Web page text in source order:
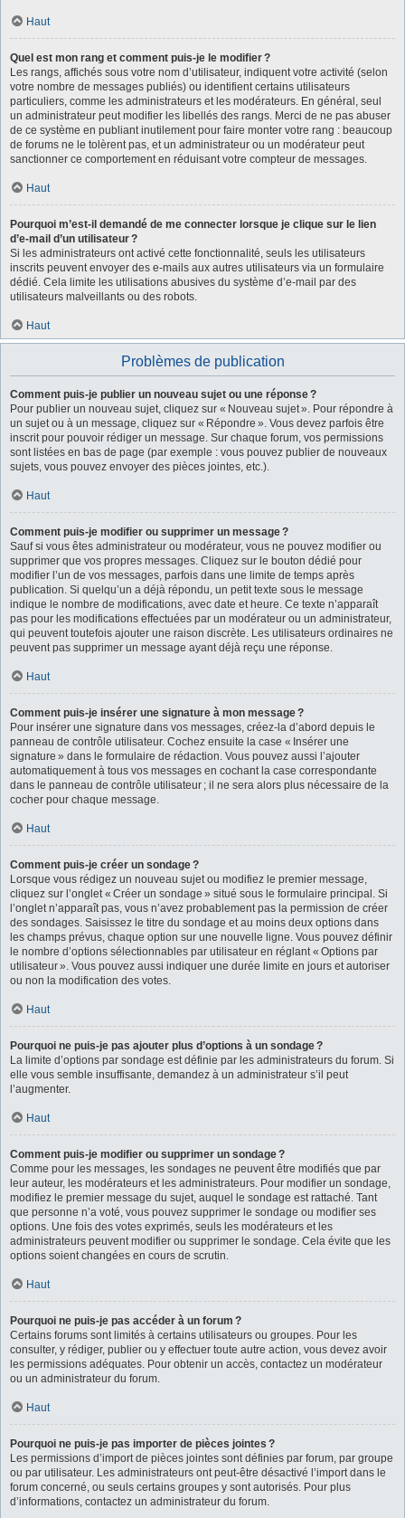
Haut
Quel est mon rang et comment puis-je le modifier ?
Les rangs, affichés sous votre nom d’utilisateur, indiquent votre activité (selon
votre nombre de messages publiés) ou identifient certains utilisateurs
particuliers, comme les administrateurs et les modérateurs. En général, seul
un administrateur peut modifier les libellés des rangs. Merci de ne pas abuser
de ce système en publiant inutilement pour faire monter votre rang : beaucoup
de forums ne le tolèrent pas, et un administrateur ou un modérateur peut
sanctionner ce comportement en réduisant votre compteur de messages.
Haut
Pourquoi m’est-il demandé de me connecter lorsque je clique sur le lien
d’e-mail d’un utilisateur ?
Si les administrateurs ont activé cette fonctionnalité, seuls les utilisateurs
inscrits peuvent envoyer des e-mails aux autres utilisateurs via un formulaire
dédié. Cela limite les utilisations abusives du système d’e-mail par des
utilisateurs malveillants ou des robots.
Haut
Problèmes de publication
Comment puis-je publier un nouveau sujet ou une réponse ?
Pour publier un nouveau sujet, cliquez sur « Nouveau sujet ». Pour répondre à
un sujet ou à un message, cliquez sur « Répondre ». Vous devez parfois être
inscrit pour pouvoir rédiger un message. Sur chaque forum, vos permissions
sont listées en bas de page (par exemple : vous pouvez publier de nouveaux
sujets, vous pouvez envoyer des pièces jointes, etc.).
Haut
Comment puis-je modifier ou supprimer un message ?
Sauf si vous êtes administrateur ou modérateur, vous ne pouvez modifier ou
supprimer que vos propres messages. Cliquez sur le bouton dédié pour
modifier l’un de vos messages, parfois dans une limite de temps après
publication. Si quelqu’un a déjà répondu, un petit texte sous le message
indique le nombre de modifications, avec date et heure. Ce texte n’apparaît
pas pour les modifications effectuées par un modérateur ou un administrateur,
qui peuvent toutefois ajouter une raison discrète. Les utilisateurs ordinaires ne
peuvent pas supprimer un message ayant déjà reçu une réponse.
Haut
Comment puis-je insérer une signature à mon message ?
Pour insérer une signature dans vos messages, créez-la d’abord depuis le
panneau de contrôle utilisateur. Cochez ensuite la case « Insérer une
signature » dans le formulaire de rédaction. Vous pouvez aussi l’ajouter
automatiquement à tous vos messages en cochant la case correspondante
dans le panneau de contrôle utilisateur ; il ne sera alors plus nécessaire de la
cocher pour chaque message.
Haut
Comment puis-je créer un sondage ?
Lorsque vous rédigez un nouveau sujet ou modifiez le premier message,
cliquez sur l’onglet « Créer un sondage » situé sous le formulaire principal. Si
l’onglet n’apparaît pas, vous n’avez probablement pas la permission de créer
des sondages. Saisissez le titre du sondage et au moins deux options dans
les champs prévus, chaque option sur une nouvelle ligne. Vous pouvez définir
le nombre d’options sélectionnables par utilisateur en réglant « Options par
utilisateur ». Vous pouvez aussi indiquer une durée limite en jours et autoriser
ou non la modification des votes.
Haut
Pourquoi ne puis-je pas ajouter plus d’options à un sondage ?
La limite d’options par sondage est définie par les administrateurs du forum. Si
elle vous semble insuffisante, demandez à un administrateur s’il peut
l’augmenter.
Haut
Comment puis-je modifier ou supprimer un sondage ?
Comme pour les messages, les sondages ne peuvent être modifiés que par
leur auteur, les modérateurs et les administrateurs. Pour modifier un sondage,
modifiez le premier message du sujet, auquel le sondage est rattaché. Tant
que personne n’a voté, vous pouvez supprimer le sondage ou modifier ses
options. Une fois des votes exprimés, seuls les modérateurs et les
administrateurs peuvent modifier ou supprimer le sondage. Cela évite que les
options soient changées en cours de scrutin.
Haut
Pourquoi ne puis-je pas accéder à un forum ?
Certains forums sont limités à certains utilisateurs ou groupes. Pour les
consulter, y rédiger, publier ou y effectuer toute autre action, vous devez avoir
les permissions adéquates. Pour obtenir un accès, contactez un modérateur
ou un administrateur du forum.
Haut
Pourquoi ne puis-je pas importer de pièces jointes ?
Les permissions d’import de pièces jointes sont définies par forum, par groupe
ou par utilisateur. Les administrateurs ont peut-être désactivé l’import dans le
forum concerné, ou seuls certains groupes y sont autorisés. Pour plus
d’informations, contactez un administrateur du forum.